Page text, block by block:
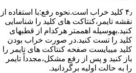
۴٫ ﮐﻠﯿﺪ ﺧﺮاب اﺳﺖ.نحوه رفع:ﺑﺎ اﺳﺘﻔﺎده از
ﻧﻘﺸﻪ ﺗﺎﯾﻤﺮ،ﮐﻨﺘﺎﮐﺖ ﻫﺎی ﮐﻠﯿﺪ را ﺷﻨﺎﺳﺎﯾﯽ
کنید.بهوسیله اهممتر هرکدام از قطبهای
ﮐﻠﯿﺪ را ﺗﺴﺖ ﮐﻨﯿﺪ.در ﺻﻮرت ﺧﺮاب ﺑﻮدن
ﮐﻠﯿﺪ میبایست ﺻﻔﺤﻪ ﮐﻨﺘﺎﮐﺖ ﻫﺎی ﺗﺎﯾﻤﺮ را
باز کنید و ﭘﺲ از رﻓﻊ مشکل،مجدداً ﺗﺎﯾﻤﺮ
را به حالت اوﻟﯿﻪ برگردانید.